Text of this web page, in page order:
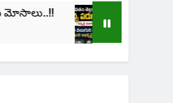
cinima: “నా జీవితం
1 Month Ago